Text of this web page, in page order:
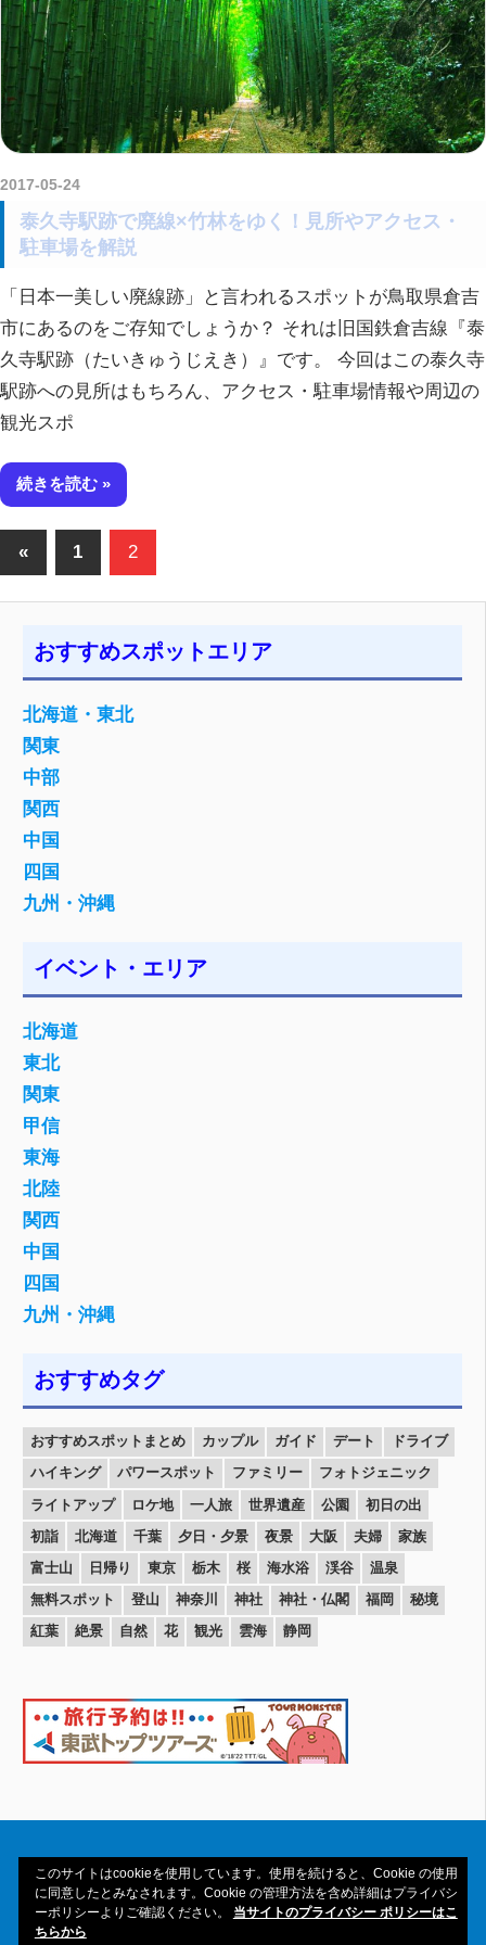
2017-05-24
泰久寺駅跡で廃線×竹林をゆく！見所やアクセス・
駐車場を解説
「日本一美しい廃線跡」と言われるスポットが鳥取県倉吉
市にあるのをご存知でしょうか？ それは旧国鉄倉吉線『泰
久寺駅跡（たいきゅうじえき）』です。 今回はこの泰久寺
駅跡への見所はもちろん、アクセス・駐車場情報や周辺の
観光スポ
続きを読む
投
ペ
ー
ジ
送
り
«前
事
1 2
おすすめスポットエリア
北海道・東北
関東
中部
関西
中国
四国
九州・沖縄
イベント・エリア
北海道
東北
関東
甲信
東海
北陸
関西
中国
四国
九州・沖縄
おすすめタグ
おすすめスポットまとめ カップル ガイド デート
ドライブ
ハイキング
パワースポット ファミリー
フォトジェニック
ライトアップ
ロケ地 一人旅 世界遺産 公園
初日の出
初詣
北海道 千葉 夕日・夕景 夜景 大阪 夫婦
家族
富士山
日帰り 東京 栃木 桜 海水浴 渓谷
温泉
無料スポット
登山 神奈川 神社 神社・仏閣 福岡
秘境
紅葉
絶景 自然 花 観光 雲海 静岡
Copyright© 2016-2026amAtavi All Rights
このサイトはcookieを使用しています。使用を続けると、Cookie の使用
に同意したとみなされます。Cookie の管理方法を含め詳細はプライバシ
ーポリシーよりご確認ください。 当サイトのプライバシー ポリシーはこ
ちらから